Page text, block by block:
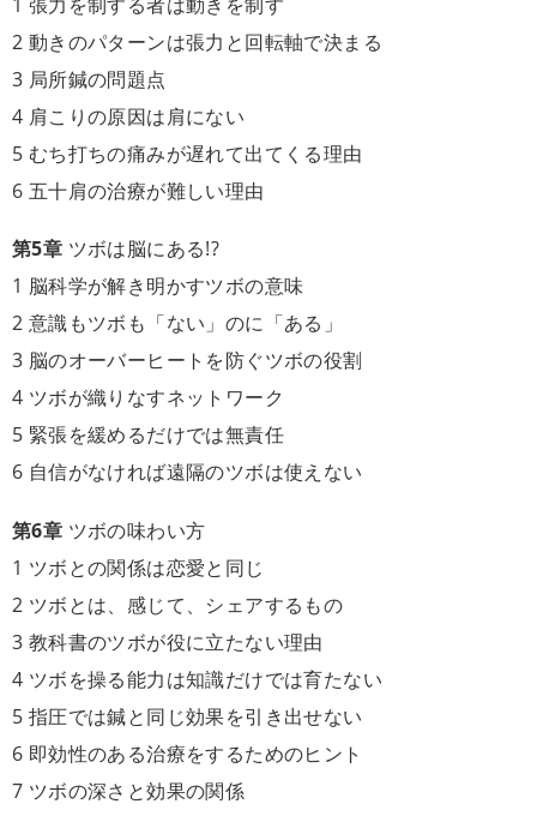
2 動きのパターンは張力と回転軸で決まる
3 局所鍼の問題点
4 肩こりの原因は肩にない
5 むち打ちの痛みが遅れて出てくる理由
6 五十肩の治療が難しい理由
第5章 ツボは脳にある!?
1 脳科学が解き明かすツボの意味
2 意識もツボも「ない」のに「ある」
3 脳のオーバーヒートを防ぐツボの役割
4 ツボが織りなすネットワーク
5 緊張を緩めるだけでは無責任
6 自信がなければ遠隔のツボは使えない
第6章 ツボの味わい方
1 ツボとの関係は恋愛と同じ
2 ツボとは、感じて、シェアするもの
3 教科書のツボが役に立たない理由
4 ツボを操る能力は知識だけでは育たない
5 指圧では鍼と同じ効果を引き出せない
6 即効性のある治療をするためのヒント
7 ツボの深さと効果の関係